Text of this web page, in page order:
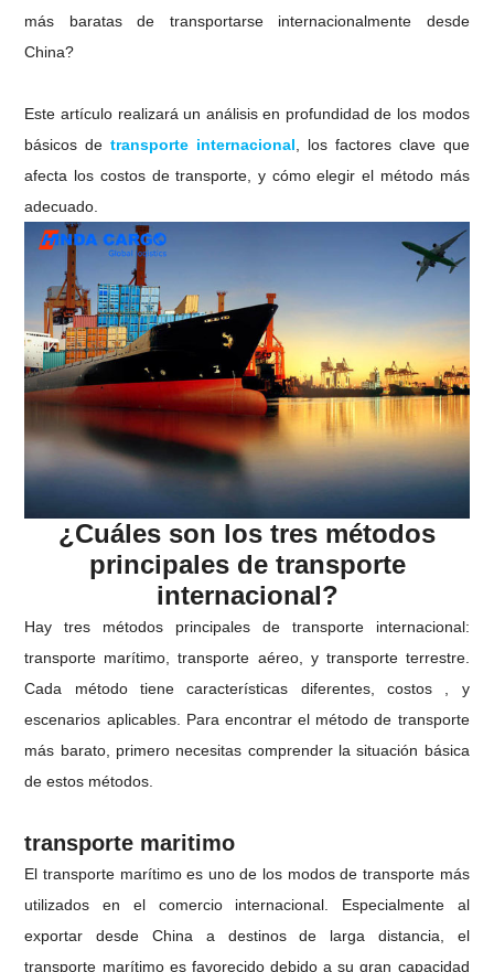
más baratas de transportarse internacionalmente desde
China?
Este artículo realizará un análisis en profundidad de los modos
básicos detransporte internacional , los factores clave que
afecta los costos de transporte, y cómo elegir el método más
adecuado.
¿Cuáles son los tres métodos
principales de transporte
internacional?
Hay tres métodos principales de transporte internacional:
transporte marítimo, transporte aéreo, y transporte terrestre.
Cada método tiene características diferentes, costos , y
escenarios aplicables. Para encontrar el método de transporte
más barato, primero necesitas comprender la situación básica
de estos métodos.
transporte maritimo
El transporte marítimo es uno de los modos de transporte más
utilizados en el comercio internacional. Especialmente al
exportar desde China a destinos de larga distancia, el
transporte marítimo es favorecido debido a su gran capacidad